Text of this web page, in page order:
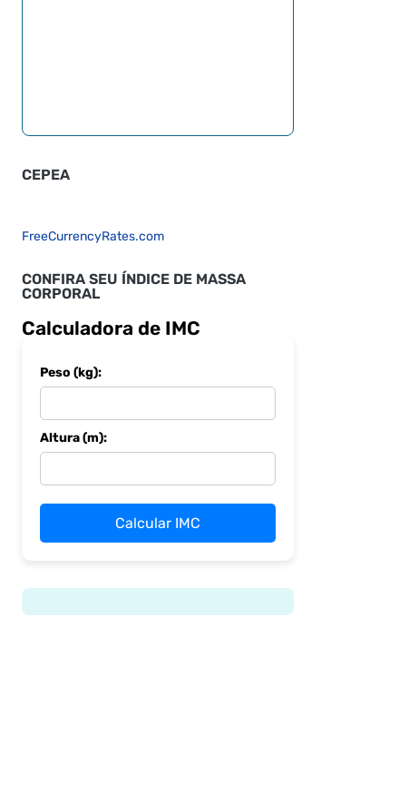
CEPEA
FreeCurrencyRates.com
CONFIRA SEU ÍNDICE DE MASSA
CORPORAL
Calculadora de IMC
Peso (kg):
Altura (m):
Calcular IMC